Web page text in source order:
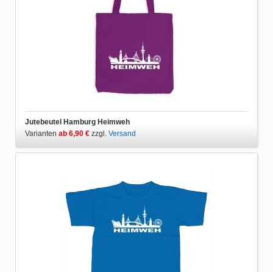
Jutebeutel Hamburg Heimweh
Varianten ab 6,90 € zzgl. Versand